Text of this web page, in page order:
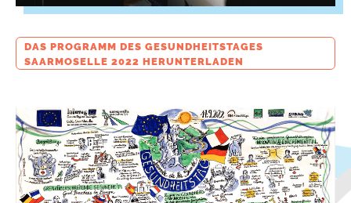
DAS PROGRAMM DES GESUNDHEITSTAGES
SAARMOSELLE 2022 HERUNTERLADEN